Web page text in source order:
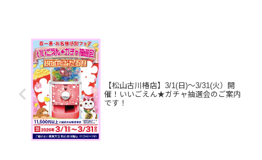
【松山古川椿店】3/1(日)～3/31(火）開
催！いいごえん★ガチャ抽選会のご案内
です！